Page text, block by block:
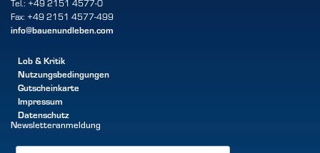
Tel.: +49 2151 4577-0
Fax: +49 2151 4577-499
info@bauenundleben.com
Lob & Kritik
Nutzungsbedingungen
Gutscheinkarte
Impressum
Datenschutz
Newsletteranmeldung